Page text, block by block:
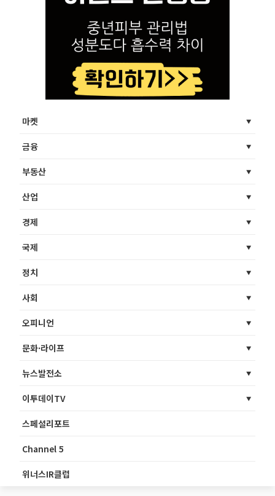
마켓
금융
부동산
산업
경제
국제
정치
사회
오피니언
문화·라이프
뉴스발전소
이투데이TV
스페셜리포트
Channel 5
위너스IR클럽